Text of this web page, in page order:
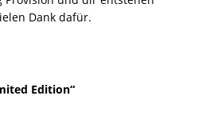
Dank dafür.
Edition“